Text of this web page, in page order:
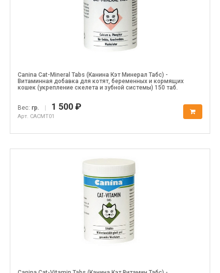
Canina Cat-Mineral Tabs (Канина Кэт Минерал Табс) -
Витаминная добавка для котят, беременных и кормящих
кошек (укрепление скелета и зубной системы) 150 таб.
Вес: гр. | 1 500 ₽
Арт. CACMT01